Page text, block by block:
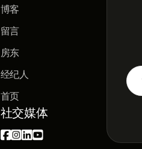
博客
留言
房东
经纪人
首页
社交媒体
